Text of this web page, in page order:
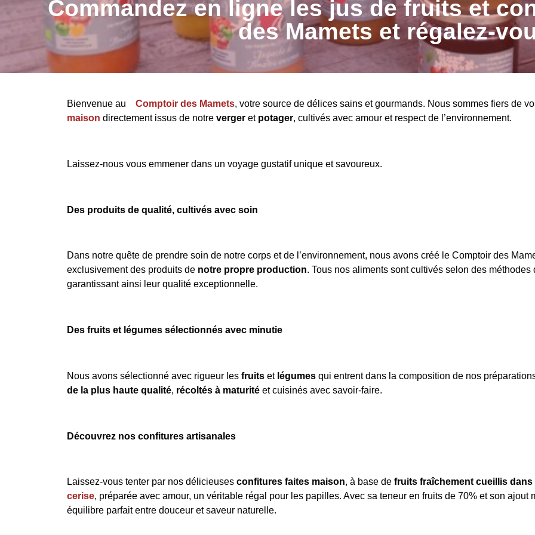
Commandez en ligne les jus de fruits et
des Mamets et régalez-
Bienvenue au Comptoir des Mamets, votre source de délices sains et gourmands. Nous sommes fiers de
maison directement issus de notre verger et potager, cultivés avec amour et respect de l’environnement.
Laissez-nous vous emmener dans un voyage gustatif unique et savoureux.
Des produits de qualité, cultivés avec soin
Dans notre quête de prendre soin de notre corps et de l’environnement, nous avons créé le Comptoir des
exclusivement des produits de notre propre production. Tous nos aliments sont cultivés selon des méthodes
garantissant ainsi leur qualité exceptionnelle.
Des fruits et légumes sélectionnés avec minutie
Nous avons sélectionné avec rigueur les fruits et légumes qui entrent dans la composition de nos
de la plus haute qualité, récoltés à maturité et cuisinés avec savoir-faire.
Découvrez nos confitures artisanales
Laissez-vous tenter par nos délicieuses confitures faites maison, à base de fruits fraîchement cueillis
cerise, préparée avec amour, un véritable régal pour les papilles. Avec sa teneur en fruits de 70% et son ajout
équilibre parfait entre douceur et saveur naturelle.